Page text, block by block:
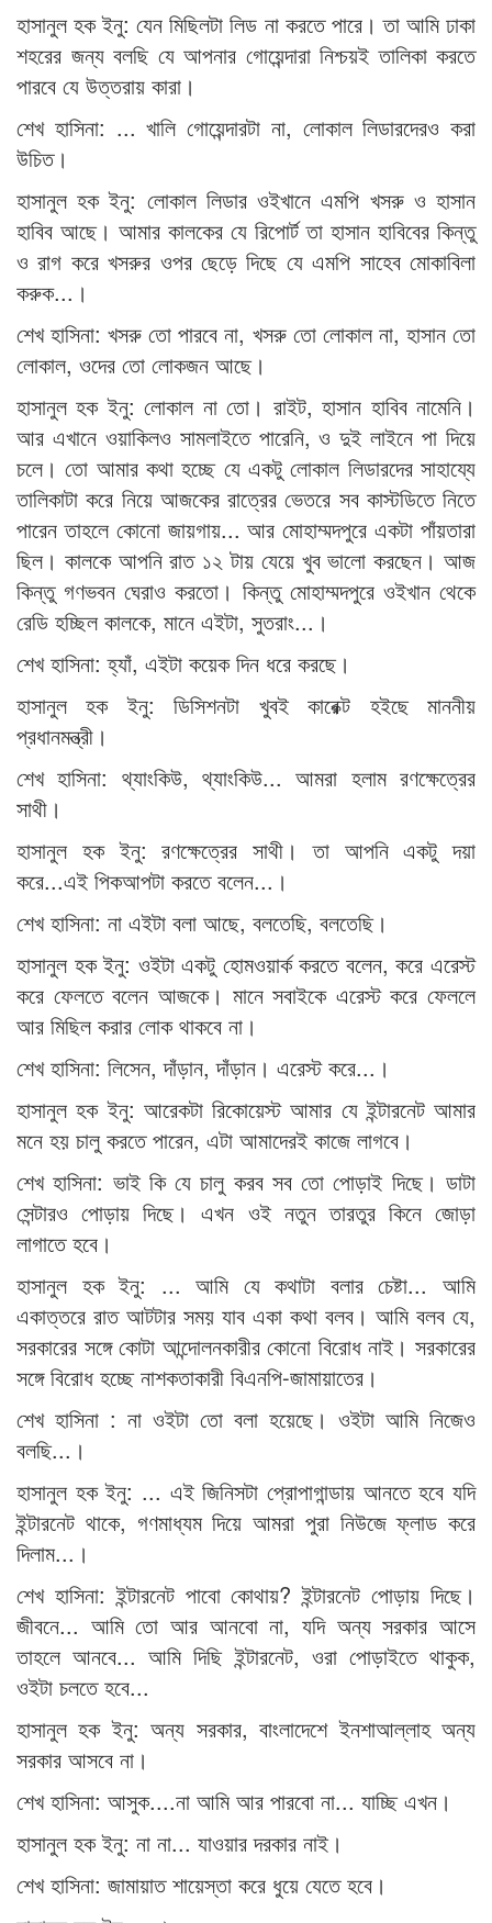
হাসানুল হক ইনু: যেন মিছিলটা লিড না করতে পারে। তা আমি ঢাকা
শহরের জন্য বলছি যে আপনার গোয়েন্দারা নিশ্চয়ই তালিকা করতে
পারবে যে উত্তরায় কারা।
শেখ হাসিনা: ... খালি গোয়েন্দারটা না, লোকাল লিডারদেরও করা
উচিত।
হাসানুল হক ইনু: লোকাল লিডার ওইখানে এমপি খসরু ও হাসান
হাবিব আছে। আমার কালকের যে রিপোর্ট তা হাসান হাবিবের কিন্তু
ও রাগ করে খসরুর ওপর ছেড়ে দিছে যে এমপি সাহেব মোকাবিলা
করুক...।
শেখ হাসিনা: খসরু তো পারবে না, খসরু তো লোকাল না, হাসান তো
লোকাল, ওদের তো লোকজন আছে।
হাসানুল হক ইনু: লোকাল না তো। রাইট, হাসান হাবিব নামেনি।
আর এখানে ওয়াকিলও সামলাইতে পারেনি, ও দুই লাইনে পা দিয়ে
চলে। তো আমার কথা হচ্ছে যে একটু লোকাল লিডারদের সাহায্যে
তালিকাটা করে নিয়ে আজকের রাত্রের ভেতরে সব কাস্টডিতে নিতে
পারেন তাহলে কোনো জায়গায়... আর মোহাম্মদপুরে একটা পাঁয়তারা
ছিল। কালকে আপনি রাত ১২ টায় যেয়ে খুব ভালো করছেন। আজ
কিন্তু গণভবন ঘেরাও করতো। কিন্তু মোহাম্মদপুরে ওইখান থেকে
রেডি হচ্ছিল কালকে, মানে এইটা, সুতরাং...।
শেখ হাসিনা: হ্যাঁ, এইটা কয়েক দিন ধরে করছে।
হাসানুল হক ইনু: ডিসিশনটা খুবই কারেক্ট হইছে মাননীয়
প্রধানমন্ত্রী।
শেখ হাসিনা: থ্যাংকিউ, থ্যাংকিউ... আমরা হলাম রণক্ষেত্রের
সাথী।
হাসানুল হক ইনু: রণক্ষেত্রের সাথী। তা আপনি একটু দয়া
করে...এই পিকআপটা করতে বলেন...।
শেখ হাসিনা: না এইটা বলা আছে, বলতেছি, বলতেছি।
হাসানুল হক ইনু: ওইটা একটু হোমওয়ার্ক করতে বলেন, করে এরেস্ট
করে ফেলতে বলেন আজকে। মানে সবাইকে এরেস্ট করে ফেললে
আর মিছিল করার লোক থাকবে না।
শেখ হাসিনা: লিসেন, দাঁড়ান, দাঁড়ান। এরেস্ট করে...।
হাসানুল হক ইনু: আরেকটা রিকোয়েস্ট আমার যে ইন্টারনেট আমার
মনে হয় চালু করতে পারেন, এটা আমাদেরই কাজে লাগবে।
শেখ হাসিনা: ভাই কি যে চালু করব সব তো পোড়াই দিছে। ডাটা
সেন্টারও পোড়ায় দিছে। এখন ওই নতুন তারতুর কিনে জোড়া
লাগাতে হবে।
হাসানুল হক ইনু: ... আমি যে কথাটা বলার চেষ্টা... আমি
একাত্তরে রাত আটটার সময় যাব একা কথা বলব। আমি বলব যে,
সরকারের সঙ্গে কোটা আন্দোলনকারীর কোনো বিরোধ নাই। সরকারের
সঙ্গে বিরোধ হচ্ছে নাশকতাকারী বিএনপি-জামায়াতের।
শেখ হাসিনা : না ওইটা তো বলা হয়েছে। ওইটা আমি নিজেও
বলছি...।
হাসানুল হক ইনু: ... এই জিনিসটা প্রোপাগান্ডায় আনতে হবে যদি
ইন্টারনেট থাকে, গণমাধ্যম দিয়ে আমরা পুরা নিউজে ফ্লাড করে
দিলাম...।
শেখ হাসিনা: ইন্টারনেট পাবো কোথায়? ইন্টারনেট পোড়ায় দিছে।
জীবনে... আমি তো আর আনবো না, যদি অন্য সরকার আসে
তাহলে আনবে... আমি দিছি ইন্টারনেট, ওরা পোড়াইতে থাকুক,
ওইটা চলতে হবে...
হাসানুল হক ইনু: অন্য সরকার, বাংলাদেশে ইনশাআল্লাহ অন্য
সরকার আসবে না।
শেখ হাসিনা: আসুক....না আমি আর পারবো না... যাচ্ছি এখন।
হাসানুল হক ইনু: না না... যাওয়ার দরকার নাই।
শেখ হাসিনা: জামায়াত শায়েস্তা করে ধুয়ে যেতে হবে।